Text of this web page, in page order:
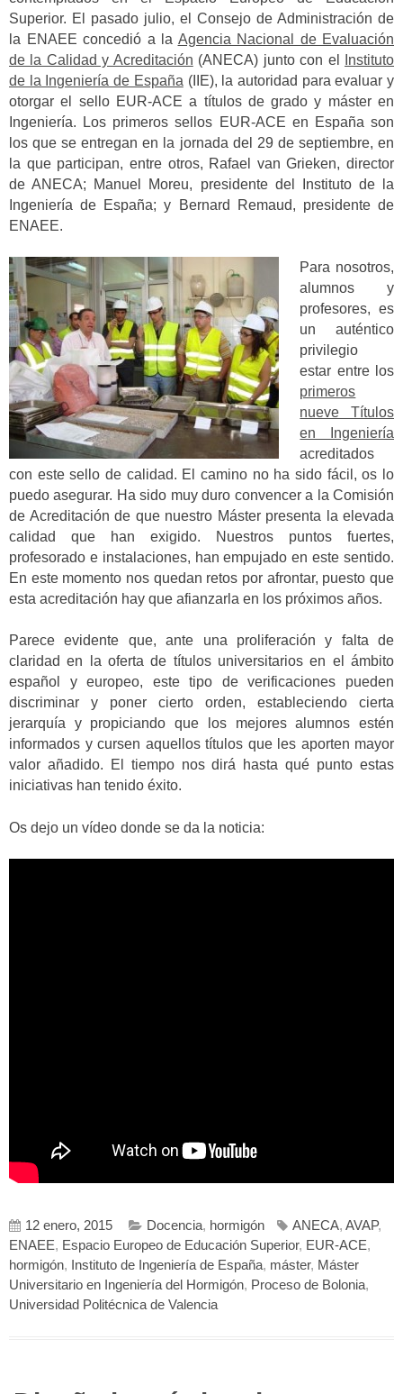
Superior. El pasado julio, el Consejo de Administración de
la ENAEE concedió a la Agencia Nacional de Evaluación
de la Calidad y Acreditación (ANECA) junto con el
Instituto
de la Ingeniería de España (IIE), la autoridad para evaluar y
otorgar el sello EUR-ACE a títulos de grado y máster en
Ingeniería. Los primeros sellos EUR-ACE en España son
los que se entregan en la jornada del 29 de septiembre, en
la que participan, entre otros, Rafael van Grieken, director
de ANECA; Manuel Moreu, presidente del Instituto de la
Ingeniería de España; y Bernard Remaud, presidente de
ENAEE.
Para nosotros,
alumnos y
profesores, es
un auténtico
privilegio
estar entre los
primeros
nueve Títulos
en Ingeniería
acreditados
con este sello de calidad. El camino no ha sido fácil, os lo
puedo asegurar. Ha sido muy duro convencer a la Comisión
de Acreditación de que nuestro Máster presenta la elevada
calidad que han exigido. Nuestros puntos fuertes,
profesorado e instalaciones, han empujado en este sentido.
En este momento nos quedan retos por afrontar, puesto que
esta acreditación hay que afianzarla en los próximos años.
Parece evidente que, ante una proliferación y falta de
claridad en la oferta de títulos universitarios en el ámbito
español y europeo, este tipo de verificaciones pueden
discriminar y poner cierto orden, estableciendo cierta
jerarquía y propiciando que los mejores alumnos estén
informados y cursen aquellos títulos que les aporten mayor
valor añadido. El tiempo nos dirá hasta qué punto estas
iniciativas han tenido éxito.
Os dejo un vídeo donde se da la noticia:
12 enero, 2015 Docencia, hormigón ANECA, AVAP,
ENAEE, Espacio Europeo de Educación Superior, EUR-ACE,
hormigón, Instituto de Ingeniería de España, máster, Máster
Universitario en Ingeniería del Hormigón, Proceso de Bolonia,
Universidad Politécnica de Valencia